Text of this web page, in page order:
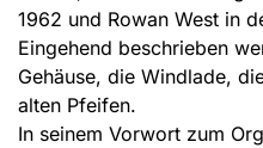
1962 und Rowan West in
Eingehend beschrieben
Gehäuse, die Windlade,
alten Pfeifen.
In seinem Vorwort zum